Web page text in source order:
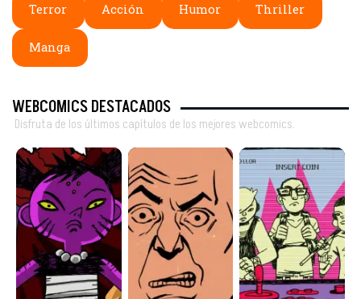
Terror Acción Humor Thriller
Manga
WEBCOMICS DESTACADOS
Disfruta de los últimos capítulos de los mejores webcomics.